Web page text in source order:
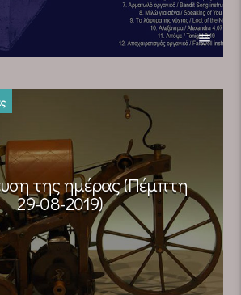
της ημέρας (Πέμπτη
29-08-2019)